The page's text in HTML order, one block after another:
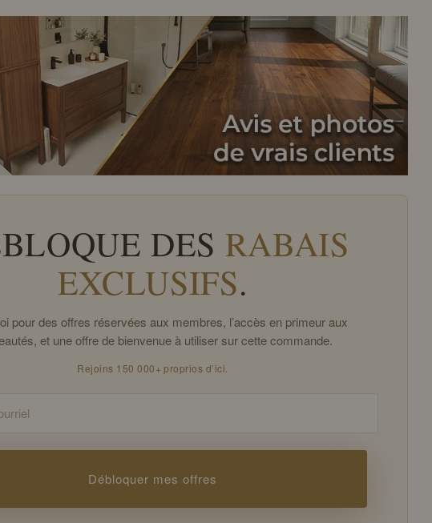
DES RABAIS
EXCLUSIFS.
pour des offres réservées aux membres, l’accès en primeur aux
et une offre de bienvenue à utiliser sur cette commande.
Rejoins 150 000+ proprios d’ici.
Débloquer mes offres